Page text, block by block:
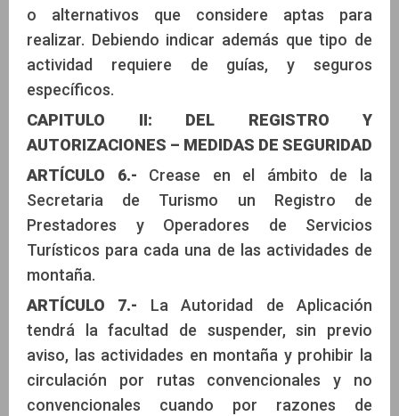
o alternativos que considere aptas para
realizar. Debiendo indicar además que tipo de
actividad requiere de guías, y seguros
específicos.
CAPITULO II: DEL REGISTRO Y
AUTORIZACIONES – MEDIDAS DE SEGURIDAD
ARTÍCULO 6.- Crease en el ámbito de la
Secretaria de Turismo un Registro de
Prestadores y Operadores de Servicios
Turísticos para cada una de las actividades de
montaña.
ARTÍCULO 7.- La Autoridad de Aplicación
tendrá la facultad de suspender, sin previo
aviso, las actividades en montaña y prohibir la
circulación por rutas convencionales y no
convencionales cuando por razones de